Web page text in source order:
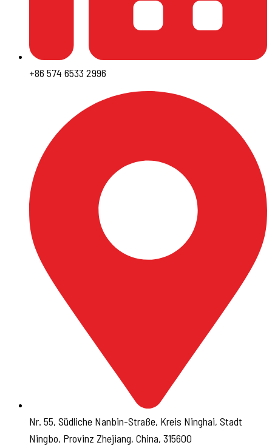
+86 574 6533 2996
Nr. 55, Südliche Nanbin-Straße, Kreis Ninghai, Stadt
Ningbo, Provinz Zhejiang, China, 315600